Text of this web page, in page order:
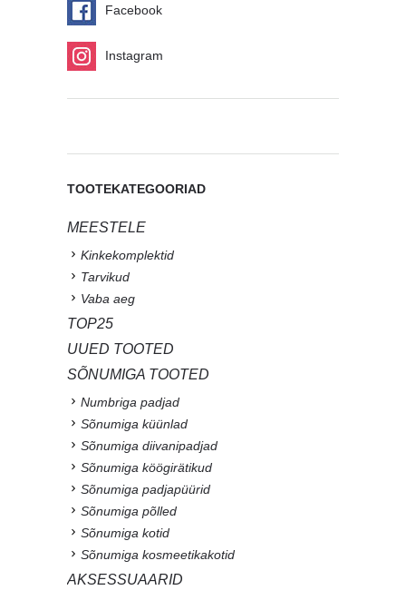
Facebook
Instagram
TOOTEKATEGOORIAD
MEESTELE
Kinkekomplektid
Tarvikud
Vaba aeg
TOP25
UUED TOOTED
SÕNUMIGA TOOTED
Numbriga padjad
Sõnumiga küünlad
Sõnumiga diivanipadjad
Sõnumiga köögirätikud
Sõnumiga padjapüürid
Sõnumiga põlled
Sõnumiga kotid
Sõnumiga kosmeetikakotid
AKSESSUAARID